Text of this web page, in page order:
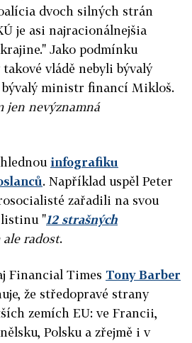
dvoch silných strán
je asi najracionálnejšia
Jako podmínku
vládě nebyli bývalý
ministr financí Mikloš.
jen nevýznamná
infografiku
. Například uspěl Peter
zařadili na svou
"12 strašných
ale radost.
Financial Times Tony Barber
že středopravé strany
zemích EU: ve Francii,
Polsku a zřejmě i v